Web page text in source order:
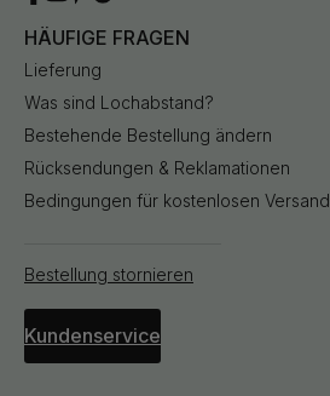
HÄUFIGE FRAGEN
Lieferung
Was sind Lochabstand?
Bestehende Bestellung ändern
Rücksendungen & Reklamationen
Bedingungen für kostenlosen Versand
Bestellung stornieren
Kundenservice